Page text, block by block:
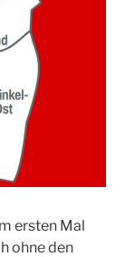
ersten Mal
ohne den